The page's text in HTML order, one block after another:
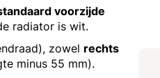
voorzijde
radiator is wit.
zowel rechts
minus 55 mm).